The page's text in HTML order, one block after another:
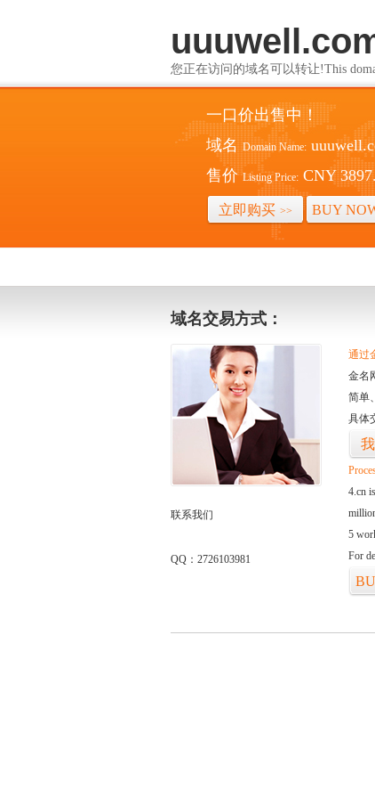
您正在访问的域名可以转让!This
一口价出售中！
域名 Domain Name:
售价 Listing Price: CNY
立即购买 >> BUY
域名交易方式：
联系我们
QQ：2726103981
通过
金名
简单
具体
4.cn
5
For